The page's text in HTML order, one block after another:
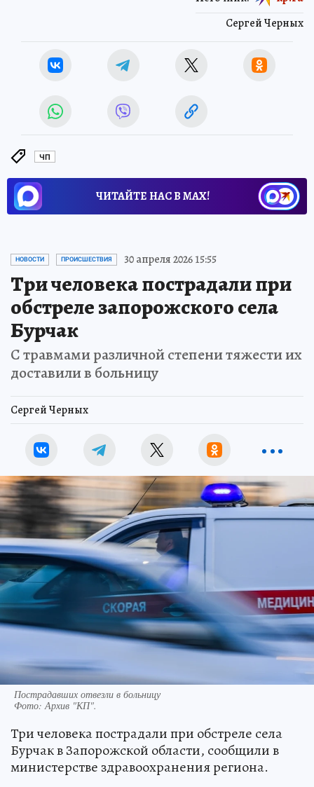
Сергей Черных
ЧП
ЧИТАЙТЕ НАС В МАХ!
НОВОСТИ ПРОИСШЕСТВИЯ 30 апреля 2026 15:55
Три человека пострадали при
обстреле запорожского села
Бурчак
С травмами различной степени тяжести их
доставили в больницу
Сергей Черных
Пострадавших отвезли в больницу
Фото: Архив "КП".
Три человека пострадали при обстреле села
Бурчак в Запорожской области, сообщили в
министерстве здравоохранения региона.